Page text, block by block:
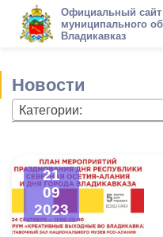
Официальный сайт
муниципального
Владикавказ
Новости
Категории:
21
09
2023